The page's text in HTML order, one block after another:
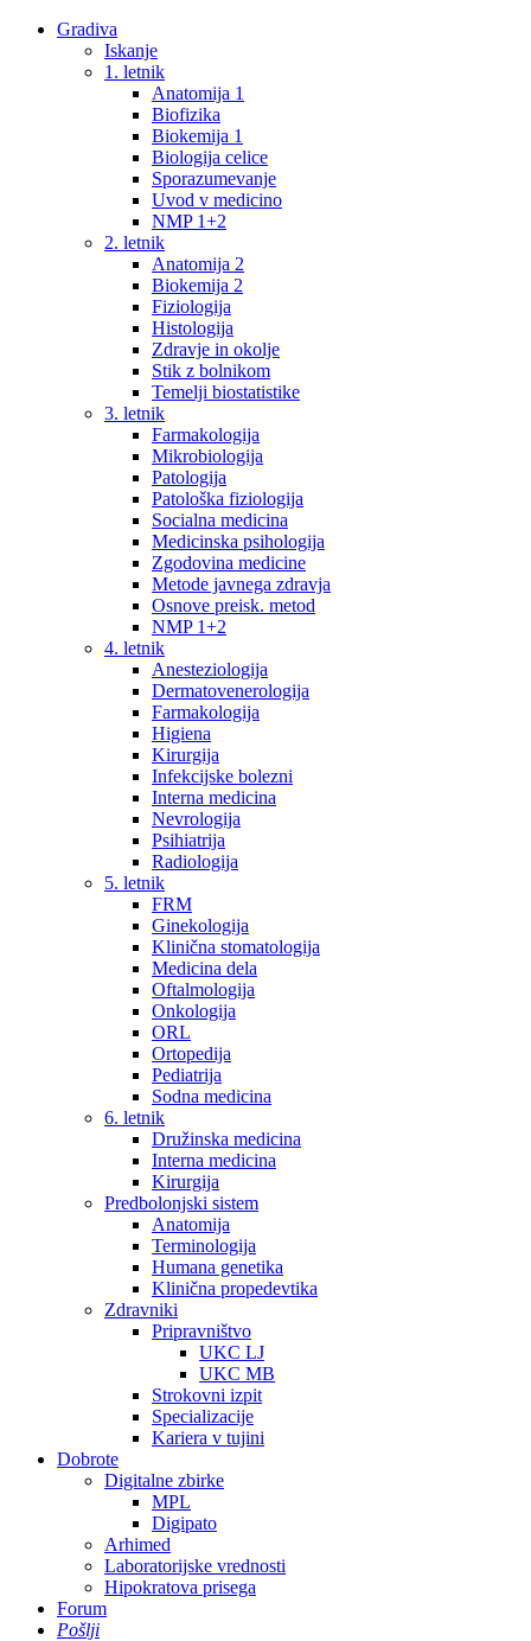
Gradiva
Iskanje
1. letnik
Anatomija 1
Biofizika
Biokemija 1
Biologija celice
Sporazumevanje
Uvod v medicino
NMP 1+2
2. letnik
Anatomija 2
Biokemija 2
Fiziologija
Histologija
Zdravje in okolje
Stik z bolnikom
Temelji biostatistike
3. letnik
Farmakologija
Mikrobiologija
Patologija
Patološka fiziologija
Socialna medicina
Medicinska psihologija
Zgodovina medicine
Metode javnega zdravja
Osnove preisk. metod
NMP 1+2
4. letnik
Anesteziologija
Dermatovenerologija
Farmakologija
Higiena
Kirurgija
Infekcijske bolezni
Interna medicina
Nevrologija
Psihiatrija
Radiologija
5. letnik
FRM
Ginekologija
Klinična stomatologija
Medicina dela
Oftalmologija
Onkologija
ORL
Ortopedija
Pediatrija
Sodna medicina
6. letnik
Družinska medicina
Interna medicina
Kirurgija
Predbolonjski sistem
Anatomija
Terminologija
Humana genetika
Klinična propedevtika
Zdravniki
Pripravništvo
UKC LJ
UKC MB
Strokovni izpit
Specializacije
Kariera v tujini
Dobrote
Digitalne zbirke
MPL
Digipato
Arhimed
Laboratorijske vrednosti
Hipokratova prisega
Forum
Pošlji